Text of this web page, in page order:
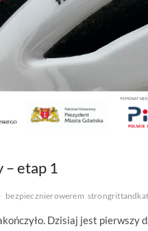
– etap 1
bezpiecznierowerem
Dzisiaj jest pierwszy